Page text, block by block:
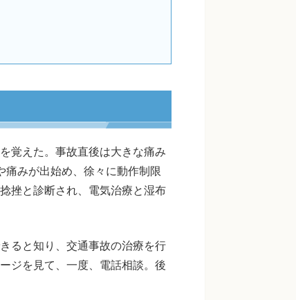
覚えた。事故直後は大きな痛み
みが出始め、徐々に動作制限
挫と診断され、電気治療と湿布
ると知り、交通事故の治療を行
ジを見て、一度、電話相談。後